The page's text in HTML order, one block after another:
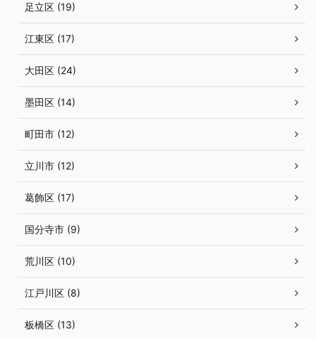
足立区 (19)
江東区 (17)
大田区 (24)
墨田区 (14)
町田市 (12)
立川市 (12)
葛飾区 (17)
国分寺市 (9)
荒川区 (10)
江戸川区 (8)
板橋区 (13)